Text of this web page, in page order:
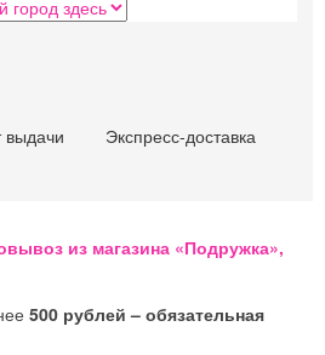
выдачи
Экспресс-доставка
из магазина «Подружка»,
500 рублей – обязательная